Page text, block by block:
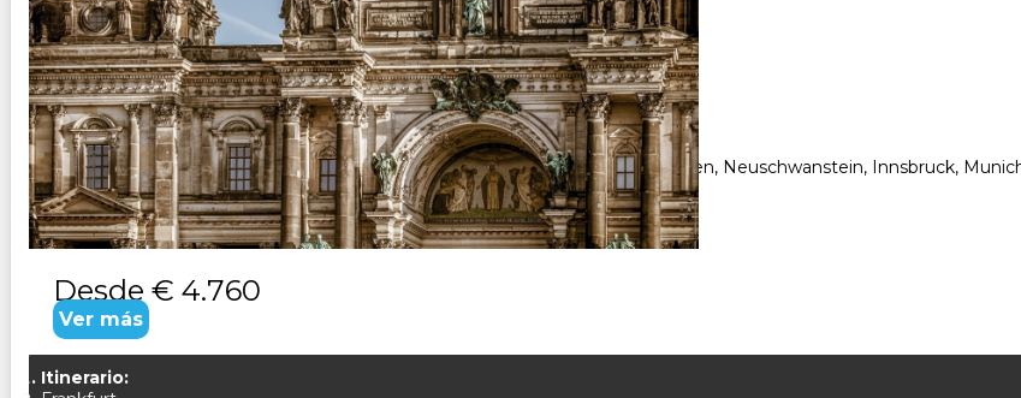
ALEMANIA ROMANTICA Y BALCANES
Duración:
20Días 19Noches
Paquete Turistico de 20 dias 19 noches Visitando Frankfurt, Estrasburgo, Fussen, Neuschwanstein, Innsbruck,
Zagreb. CONSULTAR
Desde € 4.760
Ver más
Itinerario: